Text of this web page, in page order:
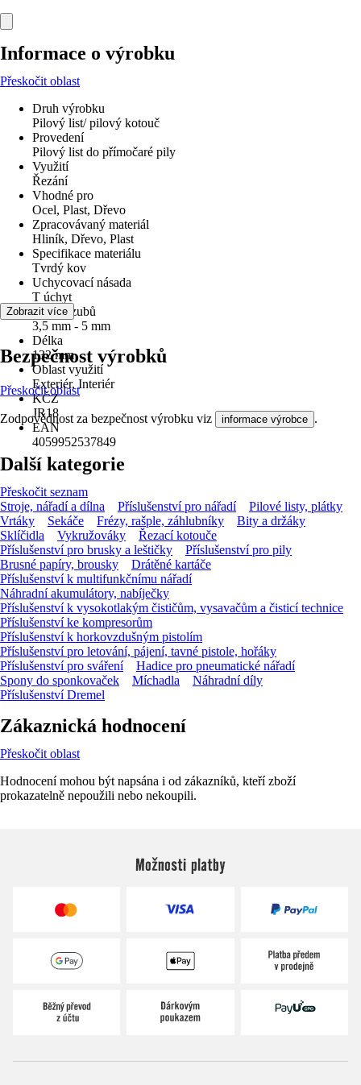
Informace o výrobku
Přeskočit oblast
Druh výrobku
Pilový list/ pilový kotouč
Provedení
Pilový list do přímočaré pily
Využití
Řezání
Vhodné pro
Ocel, Plast, Dřevo
Zpracovávaný materiál
Hliník, Dřevo, Plast
Specifikace materiálu
Tvrdý kov
Uchycovací násada
T úchyt
Rozteč zubů
3,5 mm - 5 mm
Délka
132 mm
Oblast využití
Exteriér, Interiér
KČZ
JR18
EAN
4059952537849
Zobrazit více
Bezpečnost výrobků
Přeskočit oblast
Zodpovědnost za bezpečnost výrobku viz informace výrobce .
Další kategorie
Přeskočit seznam
Stroje, nářadí a dílna
Příslušenství pro nářadí
Pilové listy, plátky
Vrtáky
Sekáče Frézy, rašple, záhlubníky
Bity a držáky
Sklíčidla
Vykružováky
Řezací kotouče
Příslušenství pro brusky a leštičky
Příslušenství pro pily
Brusné papíry, brousky
Drátěné kartáče
Příslušenství k multifunkčnímu nářadí
Náhradní akumulátory, nabíječky
Příslušenství k vysokotlakým čističům, vysavačům a čisticí technice
Příslušenství ke kompresorům
Příslušenství k horkovzdušným pistolím
Příslušenství pro letování, pájení, tavné pistole, hořáky
Příslušenství pro sváření
Hadice pro pneumatické nářadí
Spony do sponkovaček
Míchadla
Náhradní díly
Příslušenství Dremel
Zákaznická hodnocení
Přeskočit oblast
Hodnocení mohou být napsána i od zákazníků, kteří zboží
prokazatelně nepoužili nebo nekoupili.
Možnosti platby